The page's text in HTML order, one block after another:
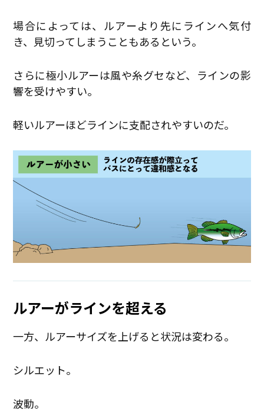
場合によっては、ルアーより先にラインへ気付
き、見切ってしまうこともあるという。
さらに極小ルアーは風や糸グセなど、ラインの影
響を受けやすい。
軽いルアーほどラインに支配されやすいのだ。
ルアーがラインを超える
一方、ルアーサイズを上げると状況は変わる。
シルエット。
波動。